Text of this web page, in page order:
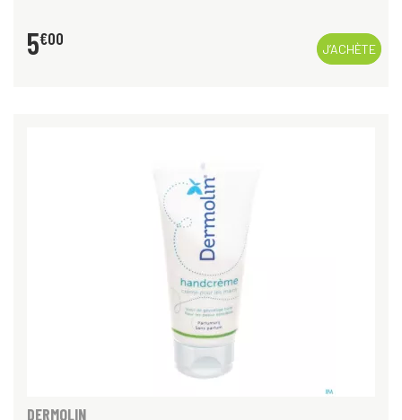
5€00
J’ACHÈTE
DERMOLIN